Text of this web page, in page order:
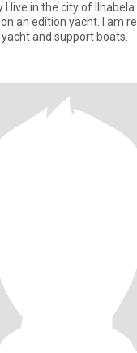
I live in the city of
an edition yacht. I am
and support boats.